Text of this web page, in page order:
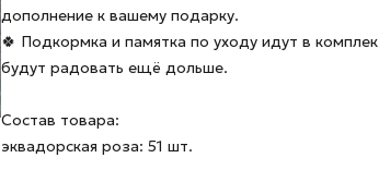
дополнение к вашему подарку.
🍀 Подкормка и памятка по уходу идут в
будут радовать ещё дольше.
Состав товара:
эквадорская роза: 51 шт.